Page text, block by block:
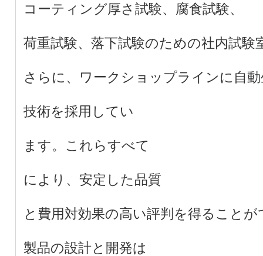
コーティング厚さ試験、腐食試験、
荷重試験、落下試験のための社内試験
さらに、ワークショップラインに自
技術を採用してい
ます。これらすべて
により、安定した品質
と費用対効果の高い評判を得ること
製品の設計と開発は